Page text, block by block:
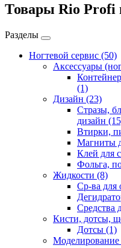
Товары Rio Profi
Разделы
Ногтевой сервис (50)
Аксессуары
(1)
Дизайн (23)
Стразы,
дизайн
Втирки,
Магниты
Клей для
Фольга,
Жидкости (8)
Ср-ва для
Средства
Кисти, дотсы,
Дотсы (1)
Моделирование